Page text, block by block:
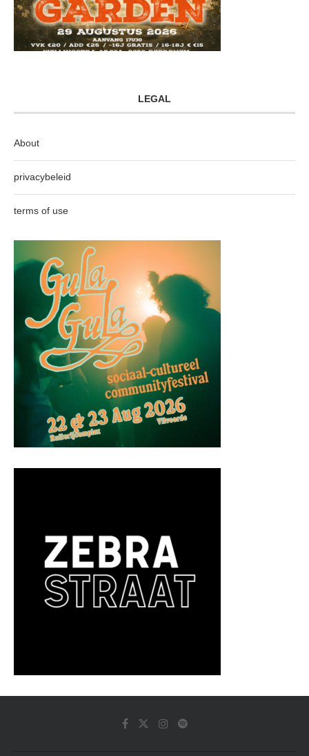
LEGAL
About
privacybeleid
terms of use